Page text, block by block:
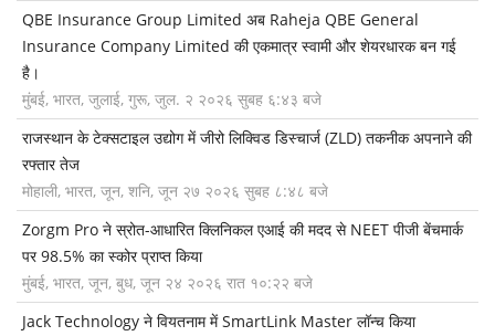
QBE Insurance Group Limited अब Raheja QBE General
Insurance Company Limited की एकमात्र स्वामी और शेयरधारक बन गई
है।
मुंबई, भारत, जुलाई, गुरू, जुल. २ २०२६ सुबह ६:४३ बजे
राजस्थान के टेक्सटाइल उद्योग में जीरो लिक्विड डिस्चार्ज (ZLD) तकनीक अपनाने की
रफ्तार तेज
मोहाली, भारत, जून, शनि, जून २७ २०२६ सुबह ८:४८ बजे
Zorgm Pro ने स्रोत-आधारित क्लिनिकल एआई की मदद से NEET पीजी बेंचमार्क
पर 98.5% का स्कोर प्राप्त किया
मुंबई, भारत, जून, बुध, जून २४ २०२६ रात १०:२२ बजे
Jack Technology ने वियतनाम में SmartLink Master लॉन्च किया